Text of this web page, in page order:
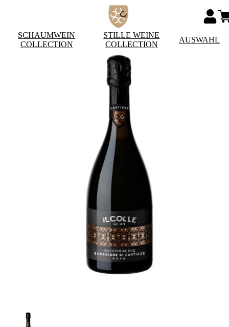
SCHAUMWEIN
COLLECTION
STILLE WEINE
COLLECTION
AUSWAHL